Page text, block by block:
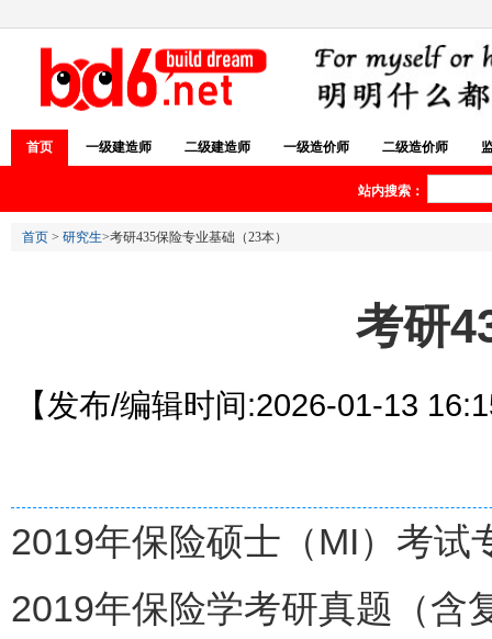
首页 一级建造师 二级建造师 一级造价师 二级造价师
站内搜索：
首页 > 研究生>考研435保险专业基础（23本）
考研
【发布/编辑时间:2026-01-13
2019年保险硕士（MI）考试
2019年保险学考研真题（含